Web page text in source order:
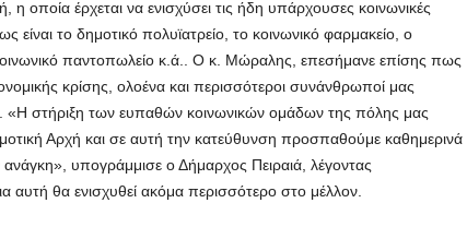
η οποία έρχεται να ενισχύσει τις ήδη υπάρχουσες κοινωνικές
είναι το δημοτικό πολυϊατρείo, το κοινωνικό φαρμακείο, ο
παντοπωλείο κ.ά.. Ο κ. Μώραλης, επεσήμανε επίσης πως
κρίσης, ολοένα και περισσότεροι συνάνθρωποί μας
«Η στήριξη των ευπαθών κοινωνικών ομάδων της πόλης μας
Αρχή και σε αυτή την κατεύθυνση προσπαθούμε καθημερινά
υπογράμμισε ο Δήμαρχος Πειραιά, λέγοντας
αυτή θα ενισχυθεί ακόμα περισσότερο στο μέλλον.